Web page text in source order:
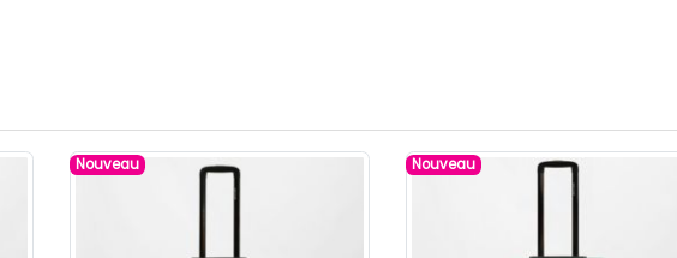
Nouveau Nouveau